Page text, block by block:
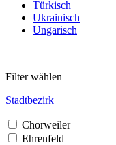
Türkisch
Ukrainisch
Ungarisch
Filter wählen
Stadtbezirk
Chorweiler
Ehrenfeld